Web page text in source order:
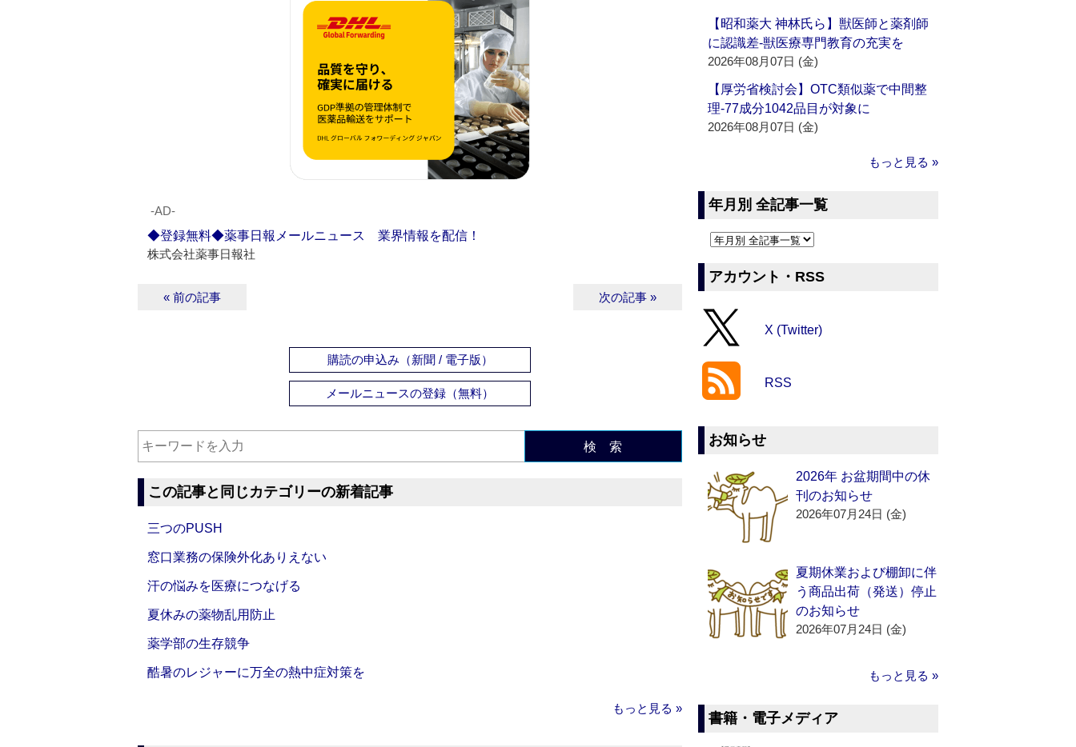
‐AD‐
◆登録無料◆薬事日報メールニュース 業界情報を配信！
株式会社薬事日報社
« 前の記事 次の記事 »
購読の申込み（新聞 / 電子版）
メールニュースの登録（無料）
検 索
この記事と同じカテゴリーの新着記事
三つのPUSH
窓口業務の保険外化ありえない
汗の悩みを医療につなげる
夏休みの薬物乱用防止
薬学部の生存競争
酷暑のレジャーに万全の熱中症対策を
もっと見る »
【昭和薬大 神林氏ら】獣医師と薬剤師
に認識差‐獣医療専門教育の充実を
2026年08月07日 (金)
【厚労省検討会】OTC類似薬で中間整
理‐77成分1042品目が対象に
2026年08月07日 (金)
もっと見る »
年月別 全記事一覧
アカウント・RSS
X (Twitter)
RSS
お知らせ
2026年 お盆期間中の休
刊のお知らせ
2026年07月24日 (金)
夏期休業および棚卸に伴
う商品出荷（発送）停止
のお知らせ
2026年07月24日 (金)
もっと見る »
書籍・電子メディア